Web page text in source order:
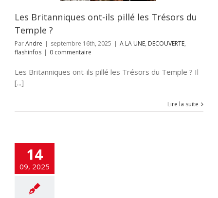
Les Britanniques ont-ils pillé les Trésors du
Temple ?
ParAndre | septembre 16th, 2025 | A LA UNE, DECOUVERTE,
flashinfos | 0 commentaire
Les Britanniques ont-ils pillé les Trésors du Temple ? Il
[...]
Lire la suite
14
09, 2025